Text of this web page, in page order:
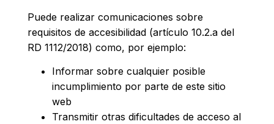
Puede realizar comunicaciones sobre
requisitos de accesibilidad (artículo 10.2.a del
RD 1112/2018) como, por ejemplo:
Informar sobre cualquier posible
incumplimiento por parte de este sitio
web
Transmitir otras dificultades de acceso al